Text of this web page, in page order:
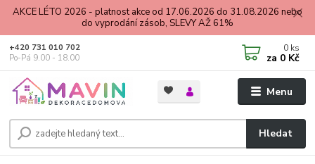
AKCE LÉTO 2026 - platnost akce od 17.06.2026 do 31.08.2026 nebo
do vyprodání zásob, SLEVY AŽ 61%
Menu
Hledat
+420 731 010 702
Po-Pá 9.00 - 18.00
0 ks
za 0 Kč